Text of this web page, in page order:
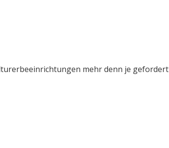
mehr denn je gefordert